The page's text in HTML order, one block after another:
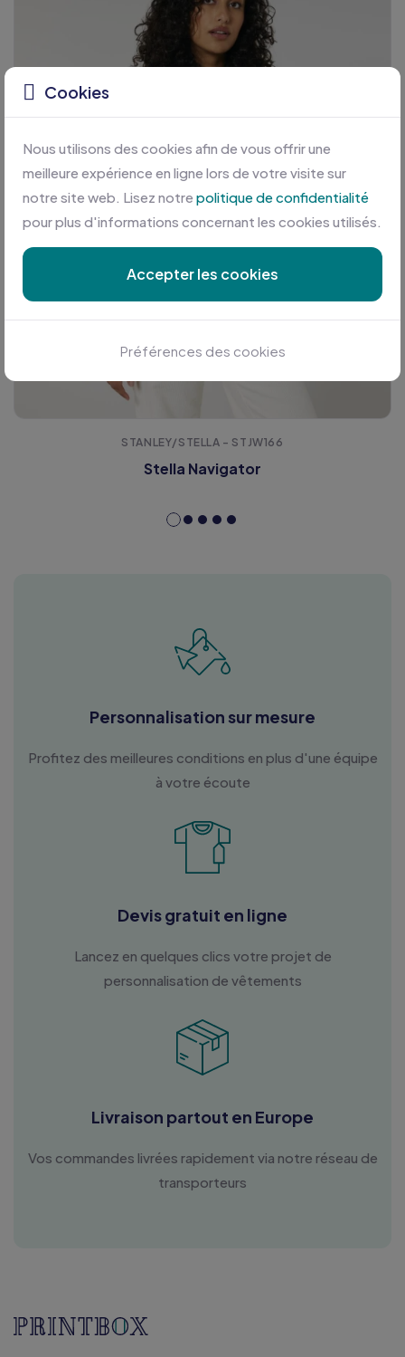
STANLEY/STELLA - STJW166
Stella Navigator
Personnalisation sur mesure
Profitez des meilleures conditions en plus d'une équipe
à votre écoute
Devis gratuit en ligne
Lancez en quelques clics votre projet de
personnalisation de vêtements
Livraison partout en Europe
Vos commandes livrées rapidement via notre réseau de
transporteurs
Cookies
Nous utilisons des cookies afin de vous offrir une
meilleure expérience en ligne lors de votre visite sur
notre site web. Lisez notre politique de confidentialité
pour plus d'informations concernant les cookies utilisés.
Accepter les cookies
Préférences des cookies